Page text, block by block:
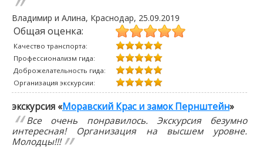
Владимир и Алина, Краснодар, 25.09.2019
Общая оценка:
Качество транспорта:
Профессионализм гида:
Доброжелательность гида:
Организация экскурсии:
экскурсия «Моравский Крас и замок Пернштейн»
Все очень понравилось. Экскурсия безумно
интересная! Организация на высшем уровне.
Молодцы!!!